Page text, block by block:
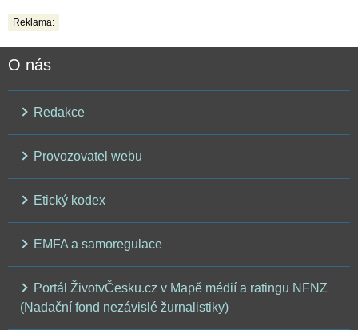
Reklama:
O nás
Redakce
Provozovatel webu
Etický kodex
EMFA a samoregulace
Portál ŽivotvČesku.cz v Mapě médií a ratingu NFNZ
(Nadační fond nezávislé žurnalistiky)